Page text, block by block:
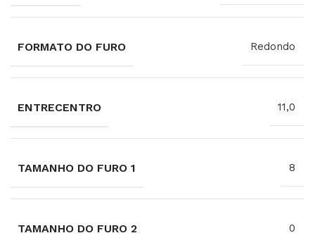
FORMATO DO FURO Redondo
ENTRECENTRO 11,0
TAMANHO DO FURO 1 8
TAMANHO DO FURO 2 0